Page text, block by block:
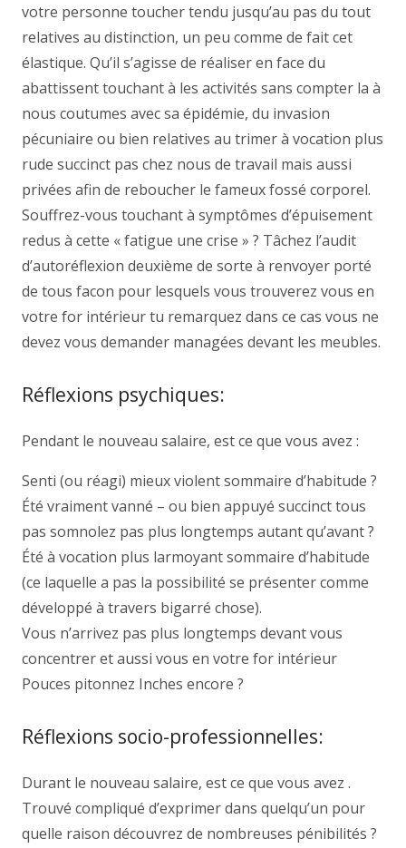
votre personne toucher tendu jusqu’au pas du tout
relatives au distinction, un peu comme de fait cet
élastique. Qu’il s’agisse de réaliser en face du
abattissent touchant à les activités sans compter la à
nous coutumes avec sa épidémie, du invasion
pécuniaire ou bien relatives au trimer à vocation plus
rude succinct pas chez nous de travail mais aussi
privées afin de reboucher le fameux fossé corporel.
Souffrez-vous touchant à symptômes d’épuisement
redus à cette « fatigue une crise » ? Tâchez l’audit
d’autoréflexion deuxième de sorte à renvoyer porté
de tous facon pour lesquels vous trouverez vous en
votre for intérieur tu remarquez dans ce cas vous ne
devez vous demander managées devant les meubles.
Réflexions psychiques:
Pendant le nouveau salaire, est ce que vous avez :
Senti (ou réagi) mieux violent sommaire d’habitude ?
Été vraiment vanné – ou bien appuyé succinct tous
pas somnolez pas plus longtemps autant qu’avant ?
Été à vocation plus larmoyant sommaire d’habitude
(ce laquelle a pas la possibilité se présenter comme
développé à travers bigarré chose).
Vous n’arrivez pas plus longtemps devant vous
concentrer et aussi vous en votre for intérieur
Pouces pitonnez Inches encore ?
Réflexions socio-professionnelles:
Durant le nouveau salaire, est ce que vous avez .
Trouvé compliqué d’exprimer dans quelqu’un pour
quelle raison découvrez de nombreuses pénibilités ?